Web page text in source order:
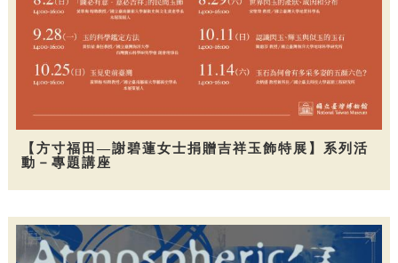
【方寸福田—謝碧蓮女士捐贈吉祥玉飾特展】系列活
動－專題講座